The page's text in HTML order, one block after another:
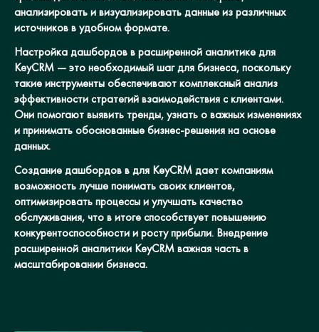
анализировать и визуализировать данные из различных
источников в удобном формате.
Настройка дашбордов в расширенной аналитике для
KeyCRM — это необходимый шаг для бизнеса, поскольку
такие инструменты обеспечивают комплексный анализ
эффективности стратегий взаимодействия с клиентами.
Они помогают выявить тренды, узнать о важных изменениях
и принимать обоснованные бизнес-решения на основе
данных.
Создание дашбордов в для KeyCRM дает компаниям
возможность лучше понимать своих клиентов,
оптимизировать процессы и улучшать качество
обслуживания, что в итоге способствует повышению
конкурентоспособности и росту прибыли. Внедрение
расширенной аналитики KeyCRM важная часть в
масштабировании бизнеса.